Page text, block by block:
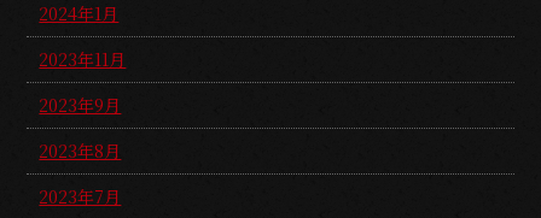
2024年1月
2023年11月
2023年9月
2023年8月
2023年7月